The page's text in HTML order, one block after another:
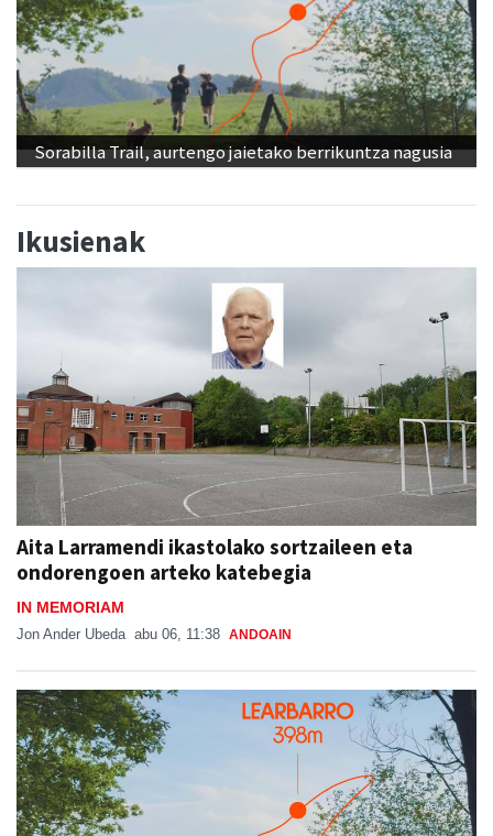
Sorabilla Trail, aurtengo jaietako berrikuntza nagusia
Ikusienak
Aita Larramendi ikastolako sortzaileen eta
ondorengoen arteko katebegia
IN MEMORIAM
Jon Ander Ubeda abu 06, 11:38 ANDOAIN